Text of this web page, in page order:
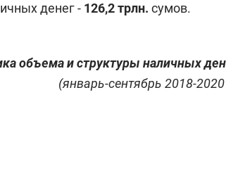
денег - 126,2 трлн. сумов.
объема и структуры наличных
(январь-сентябрь 2018-2020